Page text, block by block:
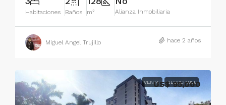
Habitaciones Baños m² Alianza Inmobiliaria
Miguel Angel Trujillo hace 2 años
VENTA NEGOCIABLE
US$ 95,000